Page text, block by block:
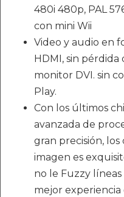
480i 480p, PAL
con mini Wii
Video y audio en
HDMI, sin
monitor DVI. sin
Play.
Con los últimos
avanzada de
gran precisión, los
imagen es
no le Fuzzy
mejor experiencia